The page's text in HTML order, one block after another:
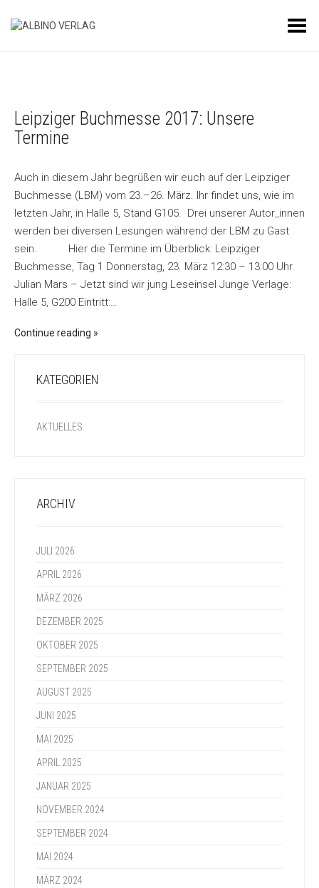
Toggle Menu
Leipziger Buchmesse 2017: Unsere
Termine
Auch in diesem Jahr begrüßen wir euch auf der Leipziger
Buchmesse (LBM) vom 23.–26. März. Ihr findet uns, wie im
letzten Jahr, in Halle 5, Stand G105. Drei unserer Autor_innen
werden bei diversen Lesungen während der LBM zu Gast
sein. Hier die Termine im Überblick: Leipziger
Buchmesse, Tag 1 Donnerstag, 23. März 12:30 – 13:00 Uhr
Julian Mars – Jetzt sind wir jung Leseinsel Junge Verlage:
Halle 5, G200 Eintritt:…
Continue reading
KATEGORIEN
AKTUELLES
ARCHIV
JULI 2026
APRIL 2026
MÄRZ 2026
DEZEMBER 2025
OKTOBER 2025
SEPTEMBER 2025
AUGUST 2025
JUNI 2025
MAI 2025
APRIL 2025
JANUAR 2025
NOVEMBER 2024
SEPTEMBER 2024
MAI 2024
MÄRZ 2024